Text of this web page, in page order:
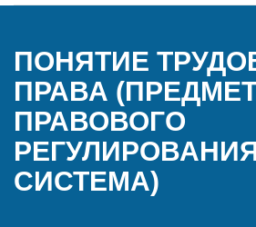
ПОНЯТИЕ
ПРАВА
ПРАВОВОГО
СИСТЕМА)